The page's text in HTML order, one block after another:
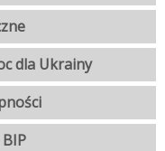
dla Ukrainy